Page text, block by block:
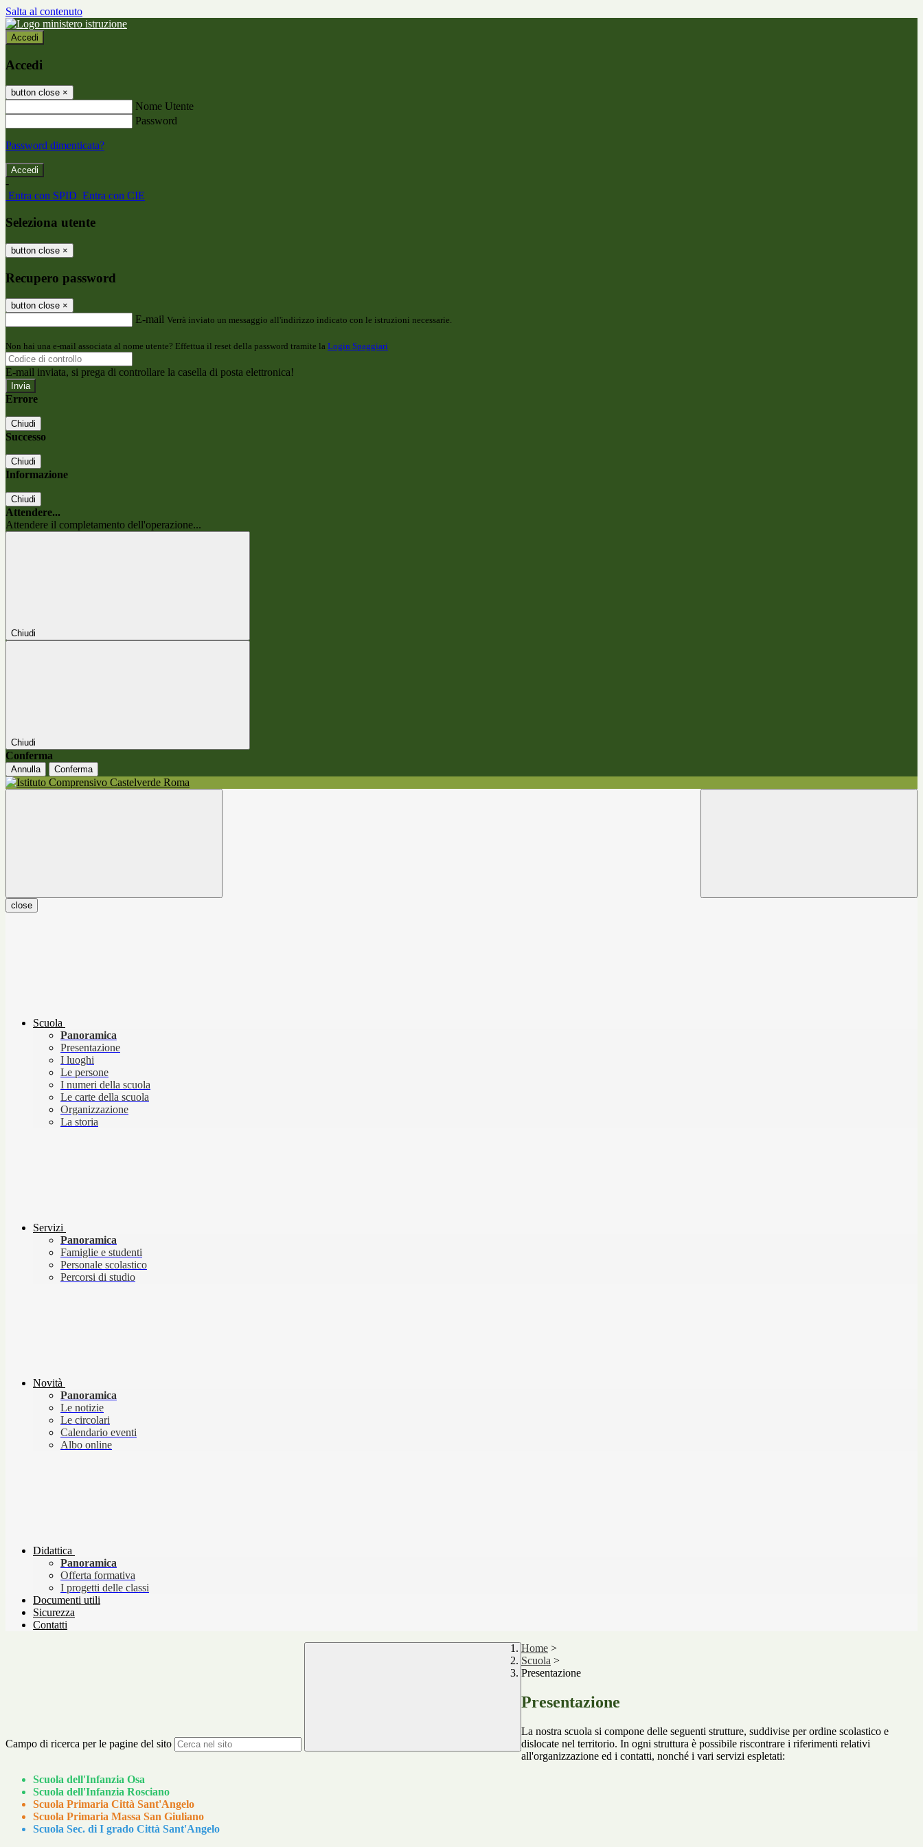
Salta al contenuto
Accedi
Accedi
button close ×
Nome Utente
Password
Password dimenticata?
-
Entra con SPID Entra con CIE
Seleziona utente
button close ×
Recupero password
button close ×
E-mail Verrà inviato un messaggio all'indirizzo indicato con le istruzioni necessarie.
Non hai una e-mail associata al nome utente? Effettua il reset della password tramite la Login Spaggiari
E-mail inviata, si prega di controllare la casella di posta elettronica!
Errore
Chiudi
Successo
Chiudi
Informazione
Chiudi
Attendere...
Attendere il completamento dell'operazione...
Chiudi
Chiudi
Conferma
Annulla Conferma
close
Scuola
Panoramica
Presentazione
I luoghi
Le persone
I numeri della scuola
Le carte della scuola
Organizzazione
La storia
Servizi
Panoramica
Famiglie e studenti
Personale scolastico
Percorsi di studio
Novità
Panoramica
Le notizie
Le circolari
Calendario eventi
Albo online
Didattica
Panoramica
Offerta formativa
I progetti delle classi
Documenti utili
Sicurezza
Contatti
Campo di ricerca per le pagine del sito
Home >
Scuola >
Presentazione
Presentazione
La nostra scuola si compone delle seguenti strutture, suddivise per ordine scolastico e
dislocate nel territorio. In ogni struttura è possibile riscontrare i riferimenti relativi
all'organizzazione ed i contatti, nonché i vari servizi espletati:
Scuola dell'Infanzia Osa
Scuola dell'Infanzia Rosciano
Scuola Primaria Città Sant'Angelo
Scuola Primaria Massa San Giuliano
Scuola Sec. di I grado Città Sant'Angelo